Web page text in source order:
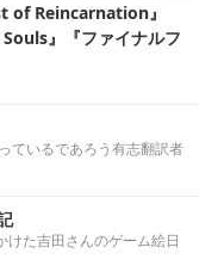
of Reincarnation』
』『ファイナルフ
ているであろう有志翻訳者
けた吉田さんのゲーム絵日